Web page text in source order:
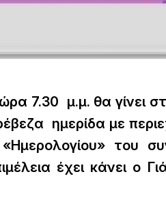
7.30 μ.μ. θα γίνει
ημερίδα με
του
έχει κάνει ο